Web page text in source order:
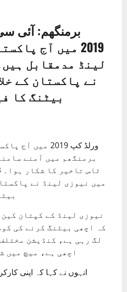
برمنگھم: آئی
2019 میں آج
لینڈ مدمقابل
نے پاکستان کے
بیٹنگ کا
ورلڈ کپ 2019
برمنگھم میں آمنے
میں نیوزی لینڈ نے
نیوزی لینڈ کے کپتان
کہ اچھی بیٹنگ کرنے کی
لگ رہی ہے، کنڈیشن
اچھی ہے، میچ میں
انہوں نے کہا کہ اپنی